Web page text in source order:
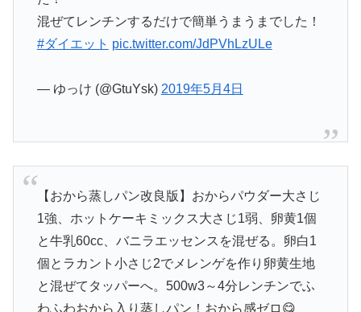
混ぜてレンチンするだけで簡単うまうまでした！
#ダイエット pic.twitter.com/JdPVhLzULe
— ゆっけ (@GtuYsk) 2019年5月4日
【おから蒸しパン改良版】おからパウダー大さじ
1強、ホットケーキミックス大さじ1弱、卵黄1個
と牛乳60cc、バニラエッセンスを混ぜる。卵白1
個とラカント小さじ2でメレンゲを作り卵黄生地
と混ぜてタッパーへ。500w3～4分レンチンでふ
わふわおから入り蒸しパン！おから感ゼロ😋